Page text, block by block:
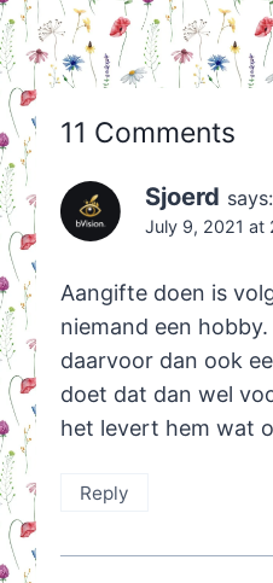
11 Comments
Sjoerd says:
July 9, 2021 at
Aangifte doen is
niemand een
daarvoor dan ook
doet dat dan wel
het levert hem wat
Reply